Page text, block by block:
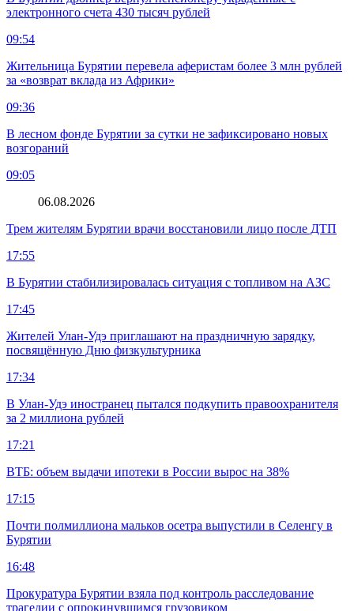
электронного счета 430 тысяч рублей
09:54
Жительница Бурятии перевела аферистам более 3 млн рублей
за «возврат вклада из Африки»
09:36
В лесном фонде Бурятии за сутки не зафиксировано новых
возгораний
09:05
06.08.2026
Трем жителям Бурятии врачи восстановили лицо после ДТП
17:55
В Бурятии стабилизировалась ситуация с топливом на АЗС
17:45
Жителей Улан-Удэ приглашают на праздничную зарядку,
посвящённую Дню физкультурника
17:34
В Улан-Удэ иностранец пытался подкупить правоохранителя
за 2 миллиона рублей
17:21
ВТБ: объем выдачи ипотеки в России вырос на 38%
17:15
Почти полмиллиона мальков осетра выпустили в Селенгу в
Бурятии
16:48
Прокуратура Бурятии взяла под контроль расследование
трагедии с опрокинувшимся грузовиком